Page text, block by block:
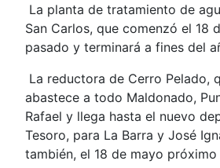
La planta de tratamiento de
San Carlos, que comenzó el 18
pasado y terminará a fines del
La reductora de Cerro Pelado,
abastece a todo Maldonado,
Rafael y llega hasta el nuevo
Tesoro, para La Barra y José
también, el 18 de mayo